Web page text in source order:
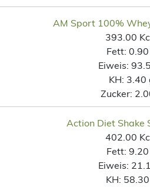
AM Sport 100%
393.00
Fett:
Eiweis:
KH: 3.40
Zucker:
Action Diet Shake
402.00
Fett:
Eiweis:
KH: